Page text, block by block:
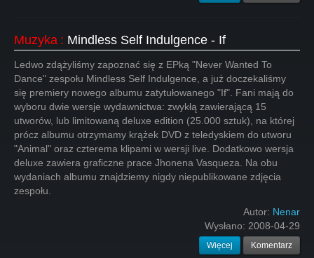
Muzyka : Mindless Self Indulgence - If
Ledwo zdążyliśmy zapoznać się z EPką "Never Wanted To
Dance" zespołu Mindless Self Indulgence, a już doczekaliśmy
się premiery nowego albumu zatytułowanego "If". Fani mają do
wyboru dwie wersje wydawnictwa: zwykłą zawierającą 15
utworów, lub limitowaną deluxe edition (25.000 sztuk), na której
prócz albumu otrzymamy krążek DVD z teledyskiem do utworu
"Animal" oraz czterema klipami w wersji live. Dodatkowo wersja
deluxe zawiera graficzne prace Jhonena Vasqueza. Na obu
wydaniach albumu znajdziemy nigdy niepublikowane zdjęcia
zespołu.
Autor: Nenar
Wysłano: 2008-04-29
Więcej Komentarz